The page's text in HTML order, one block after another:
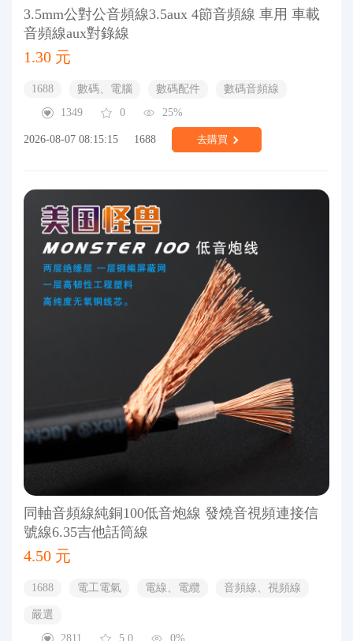
3.5mm公對公音頻線3.5aux 4節音頻線 車用 車載
音頻線aux對錄線
1.30 元
1688 數碼、電腦 數碼配件
數碼音頻線
1349
0 25%
2026-08-07 08:15:15 1688 去購買
同軸音頻線純銅100低音炮線 發燒音視頻連接信
號線6.35吉他話筒線
4.50 元
1688 電工電氣 電線、電纜 音頻線、視頻線
嚴選
2811
5.0 0%